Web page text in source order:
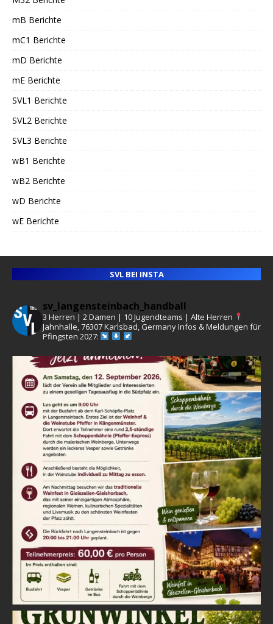
mB Berichte
mC1 Berichte
mD Berichte
mE Berichte
SVL1 Berichte
SVL2 Berichte
SVL3 Berichte
wB1 Berichte
wB2 Berichte
wD Berichte
wE Berichte
SVL BEI INSTA
sv_langensteinbach_handball
3 Herren | 2 Damen | 10 Jugendteams | Alte Herren
Jahnhalle, 76307 Karlsbad, GermanyInfos & Meldungen für
Pfingsten 2027: